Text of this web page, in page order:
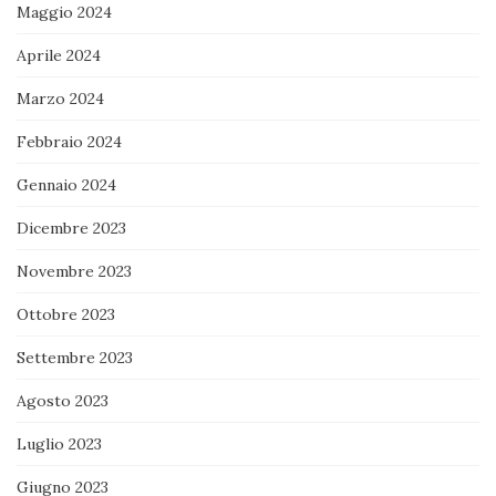
Maggio 2024
Aprile 2024
Marzo 2024
Febbraio 2024
Gennaio 2024
Dicembre 2023
Novembre 2023
Ottobre 2023
Settembre 2023
Agosto 2023
Luglio 2023
Giugno 2023